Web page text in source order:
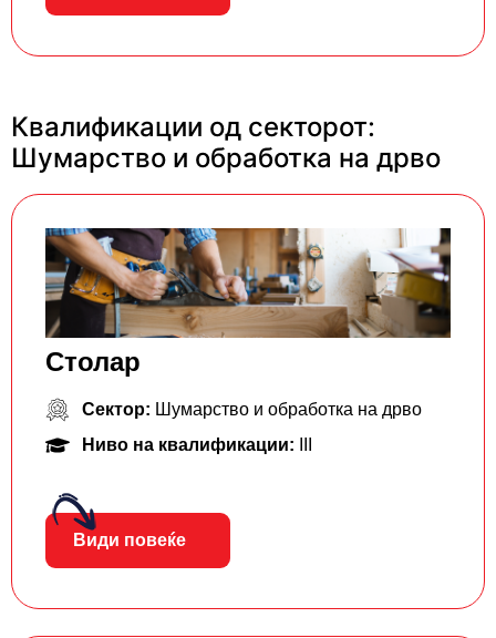
Квалификации од секторот:
Шумарство и обработка на дрво
Столар
Сектор: Шумарство и обработка на дрво
Ниво на квалификации:
Види повеќе